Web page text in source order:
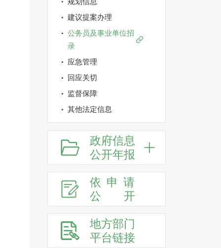
建议提案办理
公务员及事业单位招
录
应急管理
回应关切
监督保障
其他法定信息
政府信息
公开年报
依申请
公
开
地方部门
平台链接